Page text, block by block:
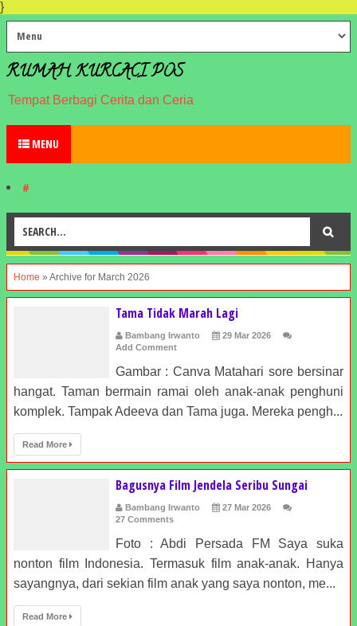
}
RUMAH KURCACI POS
Tempat Berbagi Cerita dan Ceria
MENU
#
Home » Archive for March 2026
Tama Tidak Marah Lagi
Bambang Irwanto
29 Mar 2026
Add Comment
Gambar : Canva Matahari sore bersinar
hangat. Taman bermain ramai oleh anak-anak penghuni
komplek. Tampak Adeeva dan Tama juga. Mereka pengh...
Read More
Bagusnya Film Jendela Seribu Sungai
Bambang Irwanto
27 Mar 2026
27 Comments
Foto : Abdi Persada FM Saya suka
nonton film Indonesia. Termasuk film anak-anak. Hanya
sayangnya, dari sekian film anak yang saya nonton, me...
Read More